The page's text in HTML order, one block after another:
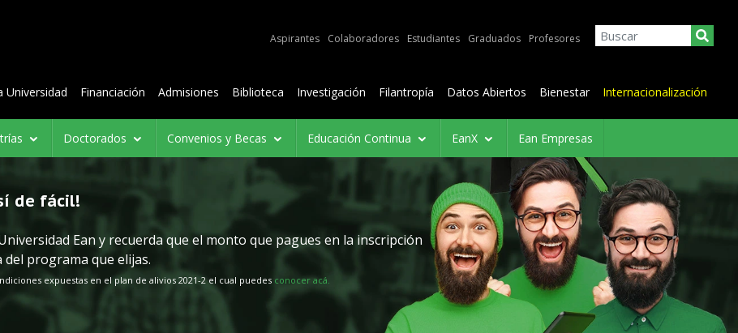
Aspirantes Colaboradores Estudiantes Graduados Profesores
Universidad Financiación Admisiones Biblioteca Investigación Filantropía Datos Abiertos Bienestar Internacionalización
Doctorados Convenios y Becas Educación Continua EanX Ean Empresas
de fácil!
Ean y recuerda que el monto que pagues en la inscripción
programa que elijas.
expuestas en el plan de alivios 2021-2 el cual puedes conocer acá.